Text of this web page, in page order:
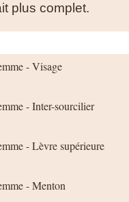
plus complet.
- Visage
- Inter-sourcilier
- Lèvre supérieure
- Menton